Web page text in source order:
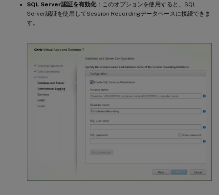
SQL Server認証を有効化：このオプションを使用すると、SQL
Server認証を使用してSession Recordingデータベースに接続できま
す。